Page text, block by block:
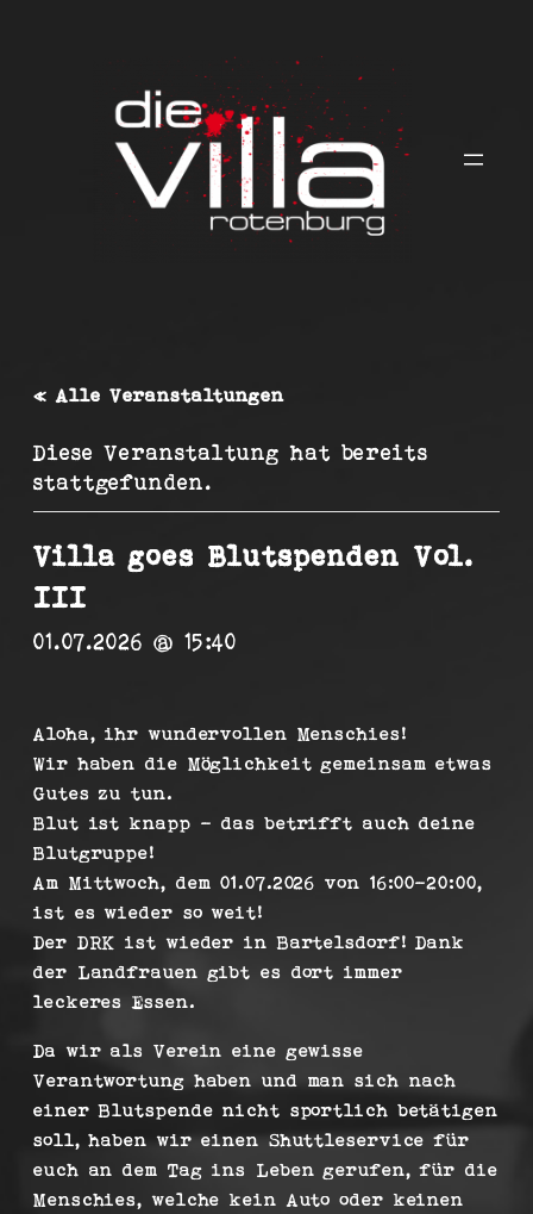
« Alle Veranstaltungen
Diese Veranstaltung hat bereits
stattgefunden.
Villa goes Blutspenden Vol.
III
01.07.2026 @ 15:40
Aloha, ihr wundervollen Menschies!
Wir haben die Möglichkeit gemeinsam etwas
Gutes zu tun.
Blut ist knapp – das betrifft auch deine
Blutgruppe!
Am Mittwoch, dem 01.07.2026 von 16:00-20:00,
ist es wieder so weit!
Der DRK ist wieder in Bartelsdorf! Dank
der Landfrauen gibt es dort immer
leckeres Essen.
Da wir als Verein eine gewisse
Verantwortung haben und man sich nach
einer Blutspende nicht sportlich betätigen
soll, haben wir einen Shuttleservice für
euch an dem Tag ins Leben gerufen, für die
Menschies, welche kein Auto oder keinen